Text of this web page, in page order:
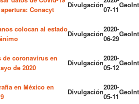
Conacyt
Divulgación
07-11
GeoInt
colocan al estado
Divulgación
2020-
06-29
GeoInt
de coronavirus en
de 2020
Divulgación
2020-
05-12
GeoInt
en México en
Divulgación
2020-
05-11
GeoInt